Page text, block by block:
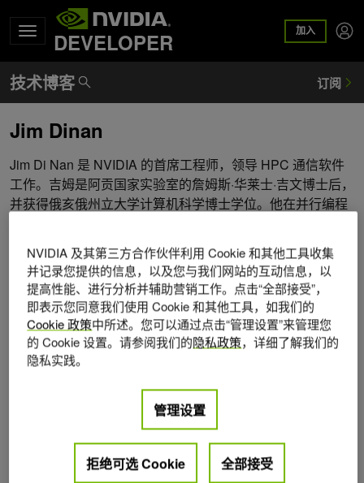
DEVELOPER 加入
Jim Dinan
Jim Di Nan 是 NVIDIA 的首席工程师，领导 HPC 通信软件
工作。吉姆是阿贡国家实验室的詹姆斯·华莱士·吉文博士后，
并获得俄亥俄州立大学计算机科学博士学位。他在并行编程
OpenSHMEM 。
NVIDIA 及其第三方合作伙伴利用 Cookie 和其他工具收集
并记录您提供的信息，以及您与我们网站的互动信息，以
提高性能、进行分析并辅助营销工作。点击“全部接受”，
即表示您同意我们使用 Cookie 和其他工具，如我们的
Cookie 政策中所述。您可以通过点击“管理设置”来管理您
的 Cookie 设置。请参阅我们的隐私政策，详细了解我们的
隐私实践。
管理设置
拒绝可选 Cookie 全部接受